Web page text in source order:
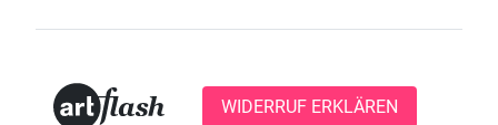
WIDERRUF ERKLÄREN